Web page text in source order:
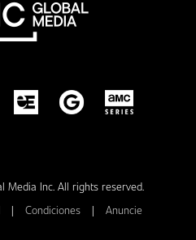
Media Inc. All rights reserved.
| Condiciones | Anuncie